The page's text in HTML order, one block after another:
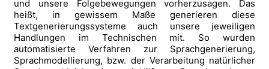
und unsere Folgebewegungen vorherzusagen. Das
heißt, in gewissem Maße generieren diese
Textgenerierungssysteme auch unsere jeweiligen
Handlungen im Technischen mit. So wurden
automatisierte Verfahren zur Sprachgenerierung,
Sprachmodellierung, bzw. der Verarbeitung natürlicher